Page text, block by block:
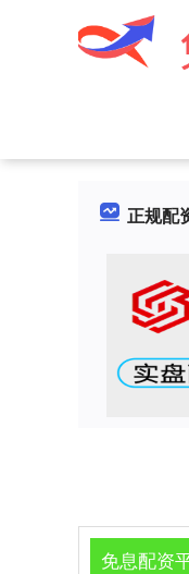
正规配
免息配资